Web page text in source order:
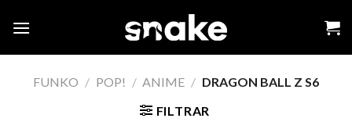
FUNKO / POP! / ANIME / DRAGON BALL Z S6
FILTRAR